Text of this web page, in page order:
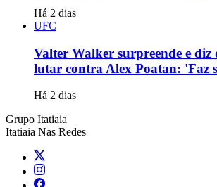
Há 2 dias
UFC
Valter Walker surpreende e diz
lutar contra Alex Poatan: 'Faz
Há 2 dias
Grupo Itatiaia
Itatiaia Nas Redes